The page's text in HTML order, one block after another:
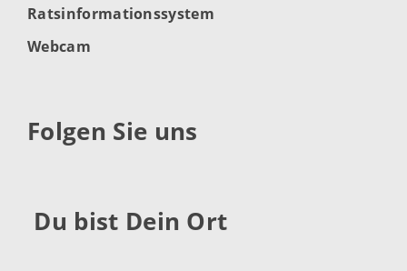
Ratsinformationssystem
Webcam
Folgen Sie uns
Du bist Dein Ort